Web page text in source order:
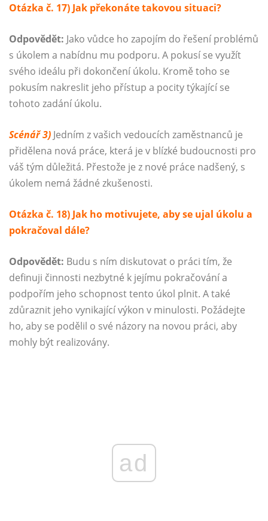
Otázka č. 17) Jak překonáte takovou situaci?
Odpovědět: Jako vůdce ho zapojím do řešení problémů
s úkolem a nabídnu mu podporu. A pokusí se využít
svého ideálu při dokončení úkolu. Kromě toho se
pokusím nakreslit jeho přístup a pocity týkající se
tohoto zadání úkolu.
Scénář 3) Jedním z vašich vedoucích zaměstnanců je
přidělena nová práce, která je v blízké budoucnosti pro
váš tým důležitá. Přestože je z nové práce nadšený, s
úkolem nemá žádné zkušenosti.
Otázka č. 18) Jak ho motivujete, aby se ujal úkolu a
pokračoval dále?
Odpovědět: Budu s ním diskutovat o práci tím, že
definuji činnosti nezbytné k jejímu pokračování a
podpořím jeho schopnost tento úkol plnit. A také
zdůraznit jeho vynikající výkon v minulosti. Požádejte
ho, aby se podělil o své názory na novou práci, aby
mohly být realizovány.
ad